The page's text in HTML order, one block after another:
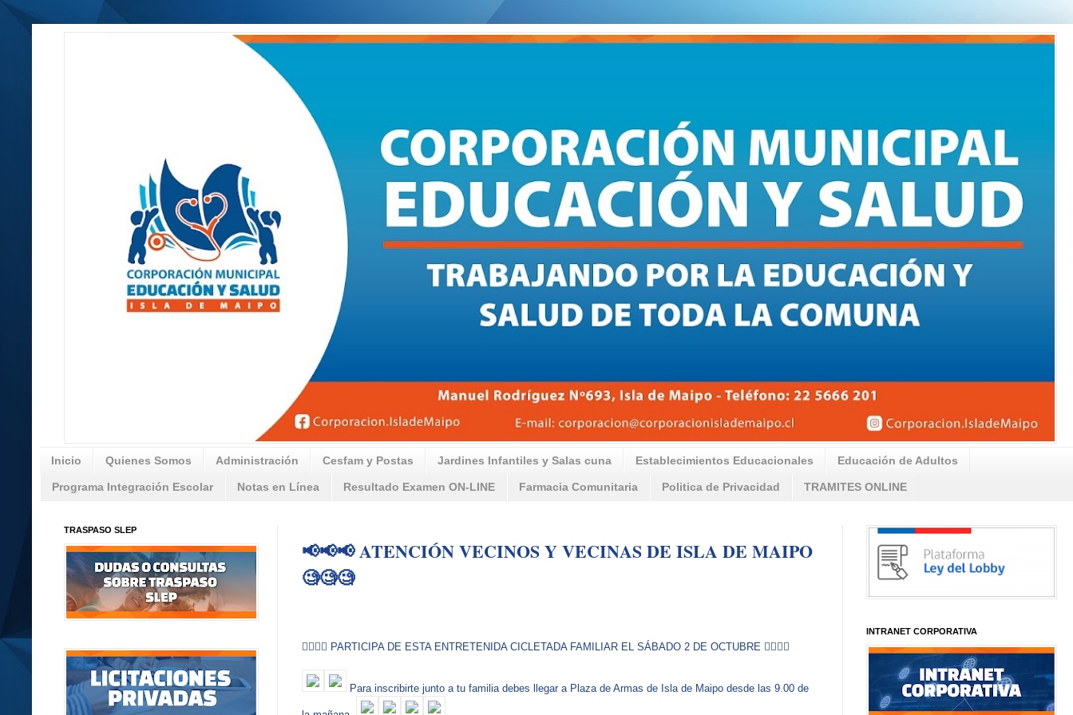
Inicio Quienes Somos Administración Cesfam y Postas Jardines Infantiles y Salas cuna Establecimientos Educacionales Educación de Adultos
Programa Integración Escolar Notas en Línea Resultado Examen ON-LINE Farmacia Comunitaria Politica de Privacidad TRAMITES ONLINE
📢📢📢 ATENCIÓN VECINOS Y VECINAS DE ISLA DE MAIPO
🧐🧐🧐
🚴‍♀️🚴‍♂️ PARTICIPA DE ESTA ENTRETENIDA CICLETADA FAMILIAR EL SÁBADO 2 DE OCTUBRE 🚴‍♂️🚴‍♂️
Para inscribirte junto a tu familia debes llegar a Plaza de Armas de Isla de Maipo desde las 9.00 de
TRASPASO SLEP
INTRANET CORPORATIVA